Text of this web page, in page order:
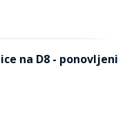
na D8 - ponovljeni